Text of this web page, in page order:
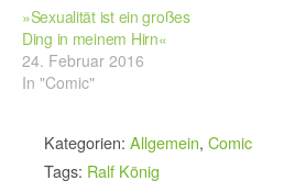
»Sexualität ist ein großes
Ding in meinem Hirn«
24. Februar 2016
In "Comic"
Kategorien: Allgemein, Comic
Tags: Ralf König